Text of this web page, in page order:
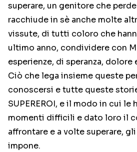
superare, un genitore che
racchiude in sè anche molte
vissute, di tutti coloro che
ultimo anno, condividere con
esperienze, di speranza, dolore
Ciò che lega insieme queste
conoscersi e tutte queste
SUPEREROI, e il modo in cui le
momenti difficili e dato loro il
affrontare e a volte superare,
impone.